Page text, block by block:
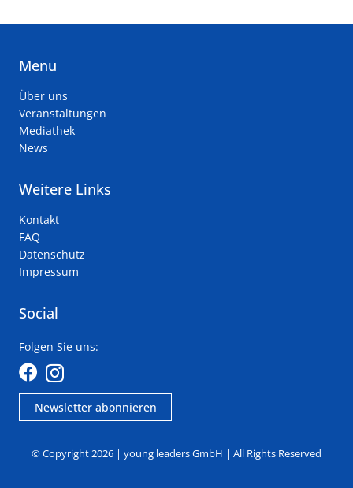
Menu
Über uns
Veranstaltungen
Mediathek
News
Weitere Links
Kontakt
FAQ
Datenschutz
Impressum
Social
Folgen Sie uns:
Newsletter abonnieren
© Copyright 2026 | young leaders GmbH | All Rights Reserved